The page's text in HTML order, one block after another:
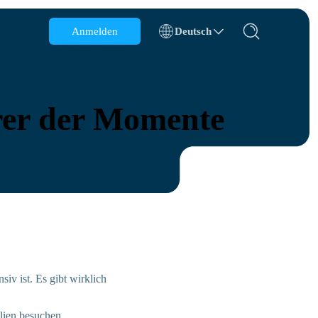
Anmelden Deutsch
Chile China
Dänemark
der Momente
ist. Es gibt wirklich
besuchen.